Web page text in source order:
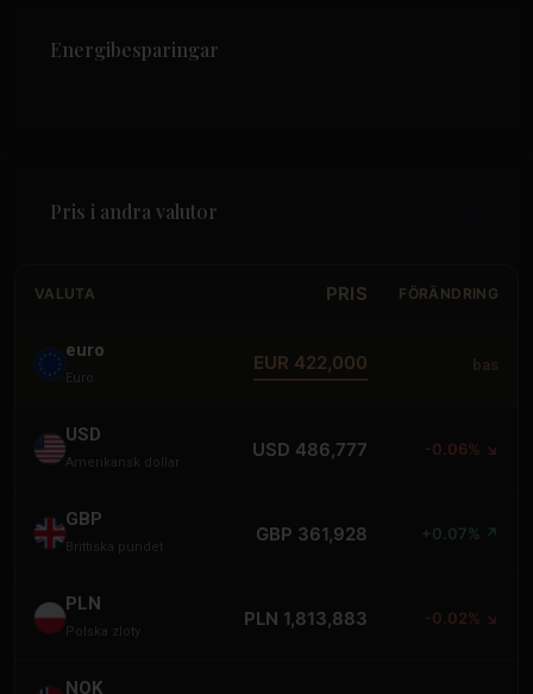
Energibesparingar
Pris i andra valutor
VALUTA PRIS FÖRÄNDRING
euro
Euro
EUR 422,000 bas
USD
Amerikansk dollar
USD 486,777 -0.06% ↘
GBP
Brittiska pundet
GBP 361,928 +0.07% ↗
PLN
Polska zloty
PLN 1,813,883 -0.02% ↘
NOK